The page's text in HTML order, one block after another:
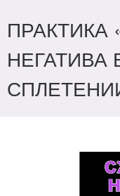
ПРАКТИКА